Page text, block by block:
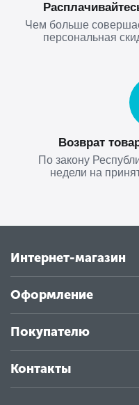
Чем больше
персональная
Возврат
По закону
недели на
Интернет-магазин
Оформление
Покупателю
Контакты